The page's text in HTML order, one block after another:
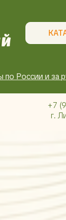
по России и за
+7
г.